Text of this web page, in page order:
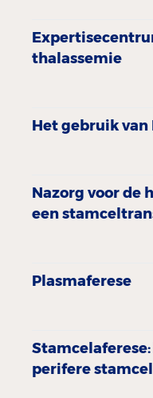
thalassemie
Het gebruik van
Nazorg voor de
een
Plasmaferese
perifere